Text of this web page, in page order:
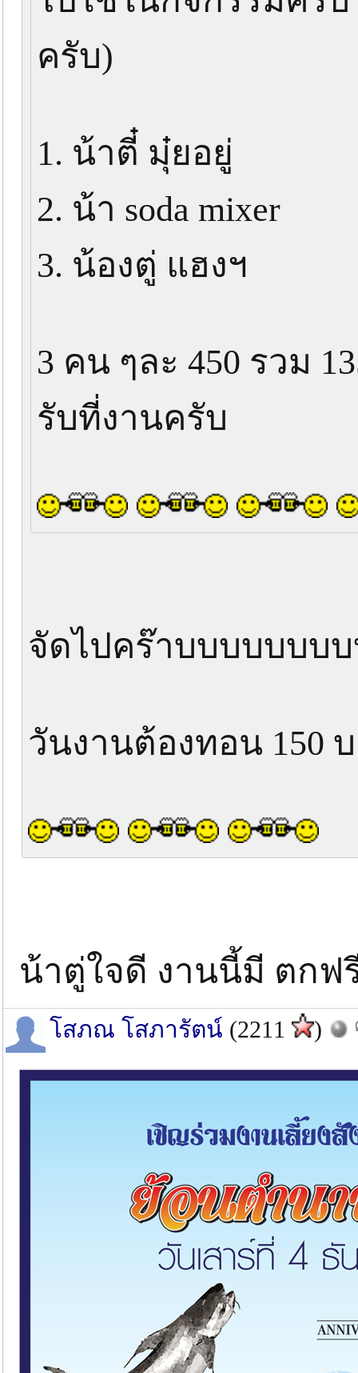
ครับ)
1. น้าตี๋ มุ๋ยอยู่
2. น้า soda mixer
3. น้องตู่ แฮงฯ
3 คน ๆละ 450 รวม
รับที่งานครับ
จัดไปคร๊าบบบบบบบ
วันงานต้องทอน 150
น้าตู่ใจดี งานนี้มี ตกฟ
โสภณ โสภารัตน์ (2211 )